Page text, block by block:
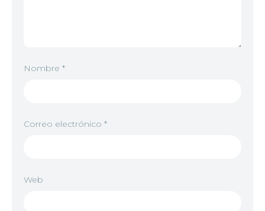
Nombre *
Correo electrónico *
Web